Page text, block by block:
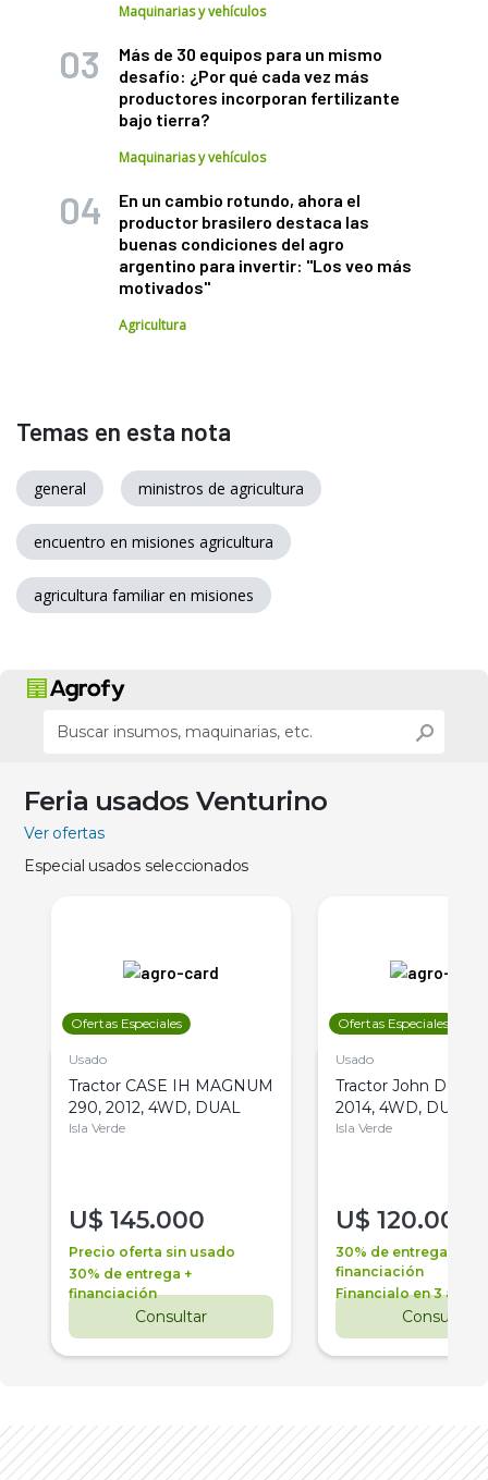
Maquinarias y vehículos
Más de 30 equipos para un mismo
desafío: ¿Por qué cada vez más
productores incorporan fertilizante
bajo tierra?
Maquinarias y vehículos
En un cambio rotundo, ahora el
productor brasilero destaca las
buenas condiciones del agro
argentino para invertir: "Los veo más
motivados"
Agricultura
Temas en esta nota
general ministros de agricultura
encuentro en misiones agricultura
agricultura familiar en misiones
Feria usados Venturino
Ver ofertas
Especial usados seleccionados
Ofertas Especiales
Usado
Tractor CASE IH MAGNUM
290, 2012, 4WD, DUAL
Isla Verde
U$ 145.000
Precio oferta sin usado
30% de entrega +
financiación
Consultar
Ofertas Especiales
Usado
Tractor John Deere
2014, 4WD, DUAL
Isla Verde
U$ 120.000
30% de entrega +
financiación
Financialo en 3 años
Consultar